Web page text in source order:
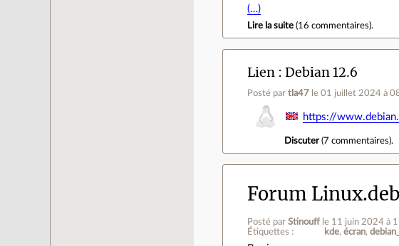
(…)
Lire la suite (16 commentaires).
Lien Debian 12.6
Posté partla47 le 01 juillet 2024 à
https://
Discuter(7 commentaires).
Forum
Posté parStinouff le 11 juin 2024 à
Étiquettes :
kde écran